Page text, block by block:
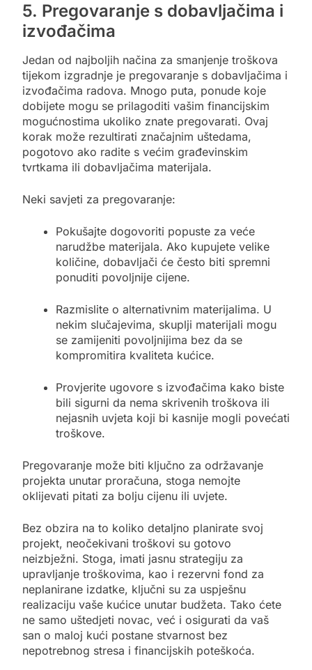
5. Pregovaranje s dobavljačima i
izvođačima
Jedan od najboljih načina za smanjenje troškova
tijekom izgradnje je pregovaranje s dobavljačima i
izvođačima radova. Mnogo puta, ponude koje
dobijete mogu se prilagoditi vašim financijskim
mogućnostima ukoliko znate pregovarati. Ovaj
korak može rezultirati značajnim uštedama,
pogotovo ako radite s većim građevinskim
tvrtkama ili dobavljačima materijala.
Neki savjeti za pregovaranje:
Pokušajte dogovoriti popuste za veće
narudžbe materijala. Ako kupujete velike
količine, dobavljači će često biti spremni
ponuditi povoljnije cijene.
Razmislite o alternativnim materijalima. U
nekim slučajevima, skuplji materijali mogu
se zamijeniti povoljnijima bez da se
kompromitira kvaliteta kućice.
Provjerite ugovore s izvođačima kako biste
bili sigurni da nema skrivenih troškova ili
nejasnih uvjeta koji bi kasnije mogli povećati
troškove.
Pregovaranje može biti ključno za održavanje
projekta unutar proračuna, stoga nemojte
oklijevati pitati za bolju cijenu ili uvjete.
Bez obzira na to koliko detaljno planirate svoj
projekt, neočekivani troškovi su gotovo
neizbježni. Stoga, imati jasnu strategiju za
upravljanje troškovima, kao i rezervni fond za
neplanirane izdatke, ključni su za uspješnu
realizaciju vaše kućice unutar budžeta. Tako ćete
ne samo uštedjeti novac, već i osigurati da vaš
san o maloj kući postane stvarnost bez
nepotrebnog stresa i financijskih poteškoća.